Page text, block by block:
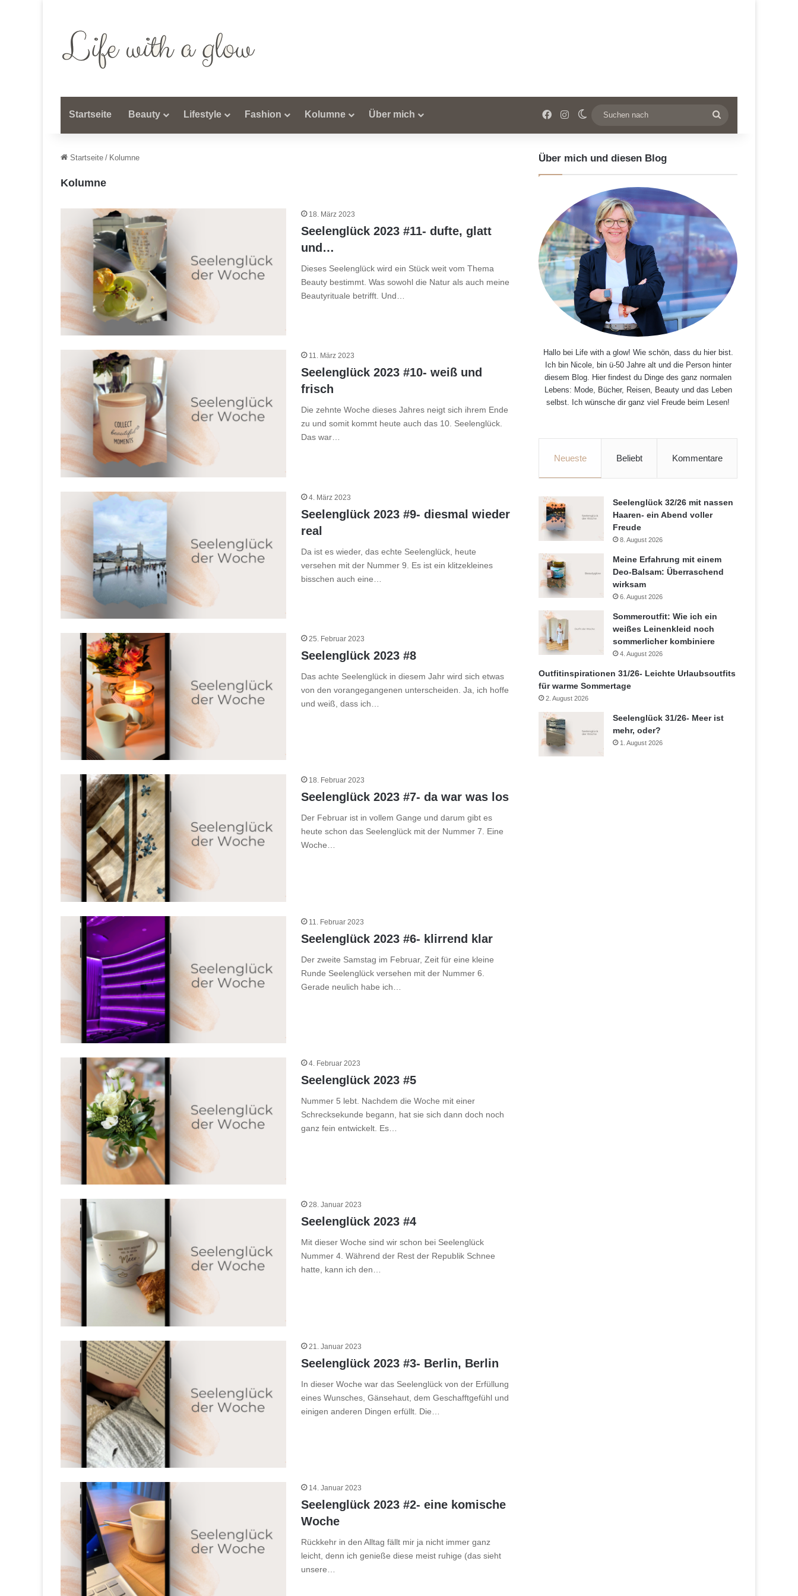
Startseite Beauty Lifestyle Fashion Kolumne Über mich FacebookInstagramSkin umschalten
nach
Startseite / Kolumne
Kolumne
18. März 2023
Seelenglück 2023 #11- dufte, glatt
und…
Dieses Seelenglück wird ein Stück weit vom Thema
Beauty bestimmt. Was sowohl die Natur als auch meine
Beautyrituale betrifft. Und…
11. März 2023
Seelenglück 2023 #10- weiß und
frisch
Die zehnte Woche dieses Jahres neigt sich ihrem Ende
zu und somit kommt heute auch das 10. Seelenglück.
Das war…
4. März 2023
Seelenglück 2023 #9- diesmal wieder
real
Da ist es wieder, das echte Seelenglück, heute
versehen mit der Nummer 9. Es ist ein klitzekleines
bisschen auch eine…
25. Februar 2023
Seelenglück 2023 #8
Das achte Seelenglück in diesem Jahr wird sich etwas
von den vorangegangenen unterscheiden. Ja, ich hoffe
und weiß, dass ich…
18. Februar 2023
Seelenglück 2023 #7- da war was los
Der Februar ist in vollem Gange und darum gibt es
heute schon das Seelenglück mit der Nummer 7. Eine
Woche…
11. Februar 2023
Seelenglück 2023 #6- klirrend klar
Der zweite Samstag im Februar, Zeit für eine kleine
Runde Seelenglück versehen mit der Nummer 6.
Gerade neulich habe ich…
4. Februar 2023
Seelenglück 2023 #5
Nummer 5 lebt. Nachdem die Woche mit einer
Schrecksekunde begann, hat sie sich dann doch noch
ganz fein entwickelt. Es…
28. Januar 2023
Seelenglück 2023 #4
Mit dieser Woche sind wir schon bei Seelenglück
Nummer 4. Während der Rest der Republik Schnee
hatte, kann ich den…
21. Januar 2023
Seelenglück 2023 #3- Berlin, Berlin
In dieser Woche war das Seelenglück von der Erfüllung
eines Wunsches, Gänsehaut, dem Geschafftgefühl und
einigen anderen Dingen erfüllt. Die…
14. Januar 2023
Seelenglück 2023 #2- eine komische
Woche
Rückkehr in den Alltag fällt mir ja nicht immer ganz
leicht, denn ich genieße diese meist ruhige (das sieht
unsere…
Über mich und diesen Blog
Hallo bei Life with a glow! Wie schön, dass du hier bist.
Ich bin Nicole, bin ü-50 Jahre alt und die Person hinter
diesem Blog. Hier findest du Dinge des ganz normalen
Lebens: Mode, Bücher, Reisen, Beauty und das Leben
selbst. Ich wünsche dir ganz viel Freude beim Lesen!
Neueste Beliebt Kommentare
Seelenglück 32/26 mit nassen
Haaren- ein Abend voller
Freude
8. August 2026
Meine Erfahrung mit einem
Deo-Balsam: Überraschend
wirksam
6. August 2026
Sommeroutfit: Wie ich ein
weißes Leinenkleid noch
sommerlicher kombiniere
4. August 2026
Outfitinspirationen 31/26- Leichte Urlaubsoutfits
für warme Sommertage
2. August 2026
Seelenglück 31/26- Meer ist
mehr, oder?
1. August 2026